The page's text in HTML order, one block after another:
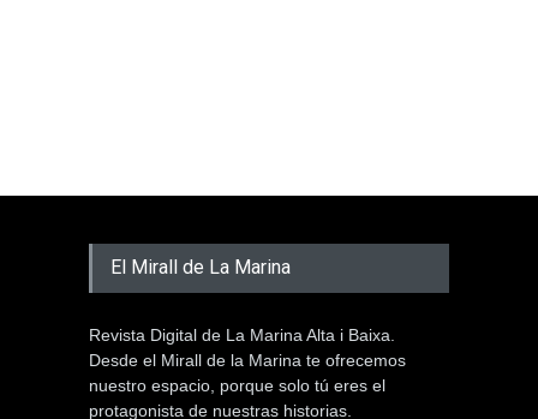
El Mirall de La Marina
Revista Digital de La Marina Alta i Baixa.
Desde el Mirall de la Marina te ofrecemos
nuestro espacio, porque solo tú eres el
protagonista de nuestras historias.